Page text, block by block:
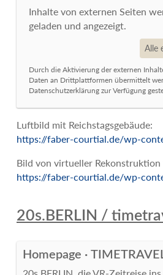
Inhalte von externen Seiten
geladen und angezeigt.
Alle
Durch die Aktivierung der externen
Daten an Drittplattformen übermittelt
Datenschutzerklärung zur Verfügung
Luftbild mit Reichstagsgebäude:
https://faber-courtial.de/wp-
Bild von virtueller
https://faber-courtial.de/wp-
20s.BERLIN /
Homepage ·